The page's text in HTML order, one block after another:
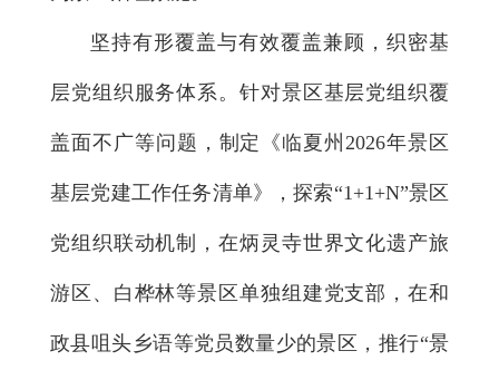
坚持有形覆盖与有效覆盖兼顾，织密基
层党组织服务体系。针对景区基层党组织覆
盖面不广等问题，制定《临夏州2026年景区
基层党建工作任务清单》，探索“1+1+N”景区
党组织联动机制，在炳灵寺世界文化遗产旅
游区、白桦林等景区单独组建党支部，在和
政县咀头乡语等党员数量少的景区，推行“景